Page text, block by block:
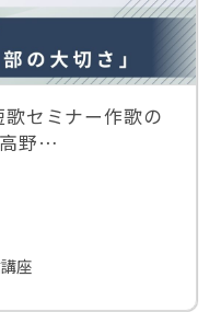
歌セミナー作歌の
野…
座